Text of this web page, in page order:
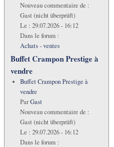
Nouveau commentaire de :
Gast (nicht überprüft)
Le : 29.07.2026 - 16:12
Dans le forum :
Achats - ventes
Buffet Crampon Prestige à
vendre
Buffet Crampon Prestige à
vendre
ParGast
Nouveau commentaire de :
Gast (nicht überprüft)
Le : 29.07.2026 - 16:12
Dans le forum :